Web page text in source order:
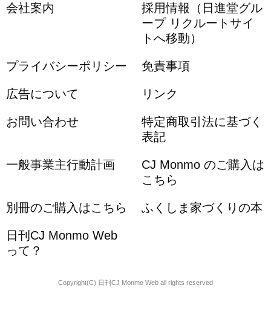
会社案内
採用情報（日進堂グル
ープ リクルートサイ
トへ移動）
プライバシーポリシー 免責事項
広告について リンク
お問い合わせ
特定商取引法に基づく
表記
一般事業主行動計画
CJ Monmo のご購入は
こちら
別冊のご購入はこちら ふくしま家づくりの本
日刊CJ Monmo Web
って？
Copyright(C) 日刊CJ Monmo Web all rights reserved